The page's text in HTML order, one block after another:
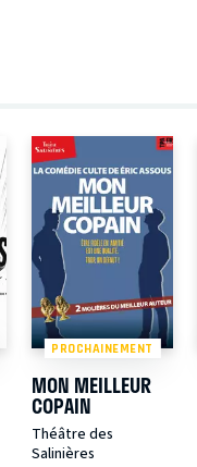
PROCHAINEMENT
MON MEILLEUR
COPAIN
Théâtre des
Salinières